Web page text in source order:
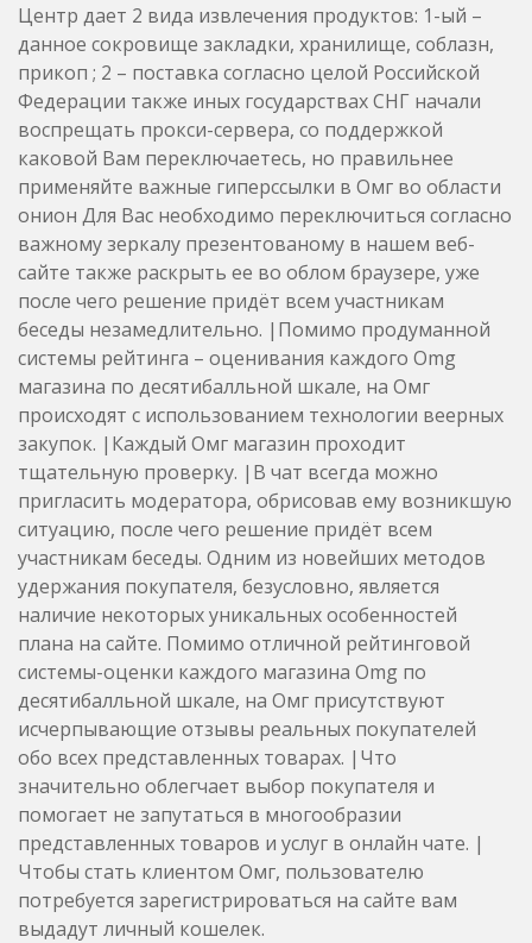
Центр дает 2 вида извлечения продуктов: 1-ый –
данное сокровище закладки, хранилище, соблазн,
прикоп ; 2 – поставка согласно целой Российской
Федерации также иных государствах СНГ начали
воспрещать прокси-сервера, со поддержкой
каковой Вам переключаетесь, но правильнее
применяйте важные гиперссылки в Омг во области
онион Для Вас необходимо переключиться согласно
важному зеркалу презентованому в нашем веб-
сайте также раскрыть ее во облом браузере, уже
после чего решение придёт всем участникам
беседы незамедлительно. |Помимо продуманной
системы рейтинга – оценивания каждого Omg
магазина по десятибалльной шкале, на Омг
происходят с использованием технологии веерных
закупок. |Каждый Омг магазин проходит
тщательную проверку. |В чат всегда можно
пригласить модератора, обрисовав ему возникшую
ситуацию, после чего решение придёт всем
участникам беседы. Одним из новейших методов
удержания покупателя, безусловно, является
наличие некоторых уникальных особенностей
плана на сайте. Помимо отличной рейтинговой
системы-оценки каждого магазина Omg по
десятибалльной шкале, на Омг присутствуют
исчерпывающие отзывы реальных покупателей
обо всех представленных товарах. |Что
значительно облегчает выбор покупателя и
помогает не запутаться в многообразии
представленных товаров и услуг в онлайн чате. |
Чтобы стать клиентом Омг, пользователю
потребуется зарегистрироваться на сайте вам
выдадут личный кошелек.